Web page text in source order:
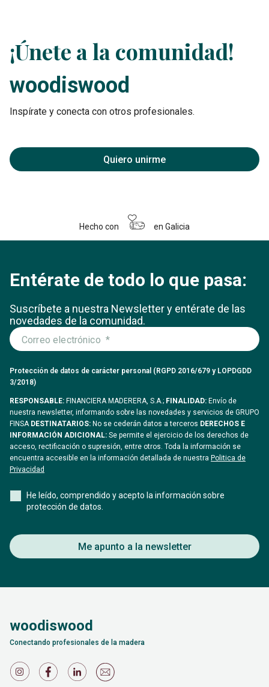
¡Únete a la comunidad!
woodiswood
Inspírate y conecta con otros profesionales.
Quiero unirme
Hecho con en Galicia
Entérate de todo lo que pasa:
Suscríbete a nuestra Newsletter y entérate de las
novedades de la comunidad.
Protección de datos de carácter personal (RGPD 2016/679 y LOPDGDD
3/2018)
RESPONSABLE: FINANCIERA MADERERA, S.A.; FINALIDAD: Envío de
nuestra newsletter, informando sobre las novedades y servicios de GRUPO
FINSADESTINATARIOS: No se cederán datos a terceros DERECHOS E
INFORMACIÓN ADICIONAL: Se permite el ejercicio de los derechos de
acceso, rectificación o supresión, entre otros. Toda la información se
encuentra accesible en la información detallada de nuestra Politica de
Privacidad
He leído, comprendido y acepto la información sobre
protección de datos.
Me apunto a la newsletter
woodiswood
Conectando profesionales de la madera